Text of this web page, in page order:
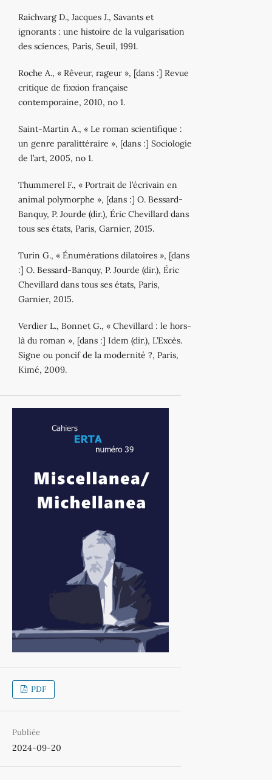
Raichvarg D., Jacques J., Savants et
ignorants : une histoire de la vulgarisation
des sciences, Paris, Seuil, 1991.
Roche A., « Rêveur, rageur », [dans :] Revue
critique de fixxion française
contemporaine, 2010, no 1.
Saint-Martin A., « Le roman scientifique :
un genre paralittéraire », [dans :] Sociologie
de l’art, 2005, no 1.
Thummerel F., « Portrait de l’écrivain en
animal polymorphe », [dans :] O. Bessard-
Banquy, P. Jourde (dir.), Éric Chevillard dans
tous ses états, Paris, Garnier, 2015.
Turin G., « Énumérations dilatoires », [dans
:] O. Bessard-Banquy, P. Jourde (dir.), Éric
Chevillard dans tous ses états, Paris,
Garnier, 2015.
Verdier L., Bonnet G., « Chevillard : le hors-
là du roman », [dans :] Idem (dir.), L’Excès.
Signe ou poncif de la modernité ?, Paris,
Kimé, 2009.
PDF
Publiée
2024-09-20